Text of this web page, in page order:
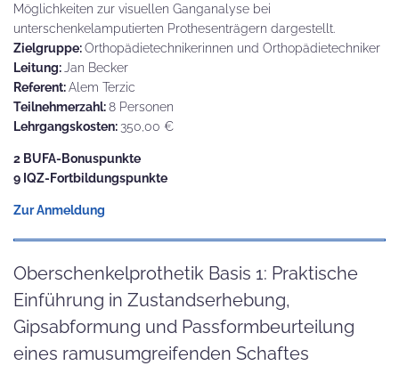
Möglichkeiten zur visuellen Ganganalyse bei
unterschenkelamputierten Prothesenträgern dargestellt.
Zielgruppe:Orthopädietechnikerinnen und Orthopädietechniker
Leitung: Jan Becker
Referent:Alem Terzic
Teilnehmerzahl:8 Personen
Lehrgangskosten: 350,00 €
2 BUFA-Bonuspunkte
9 IQZ-Fortbildungspunkte
Zur Anmeldung
Oberschenkelprothetik Basis 1: Praktische
Einführung in Zustandserhebung,
Gipsabformung und Passformbeurteilung
eines ramusumgreifenden Schaftes